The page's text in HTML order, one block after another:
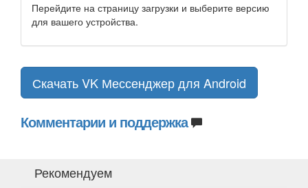
Перейдите на страницу загрузки и выберите версию
для вашего устройства.
Скачать VK Мессенджер для Android
Комментарии и поддержка
Рекомендуем